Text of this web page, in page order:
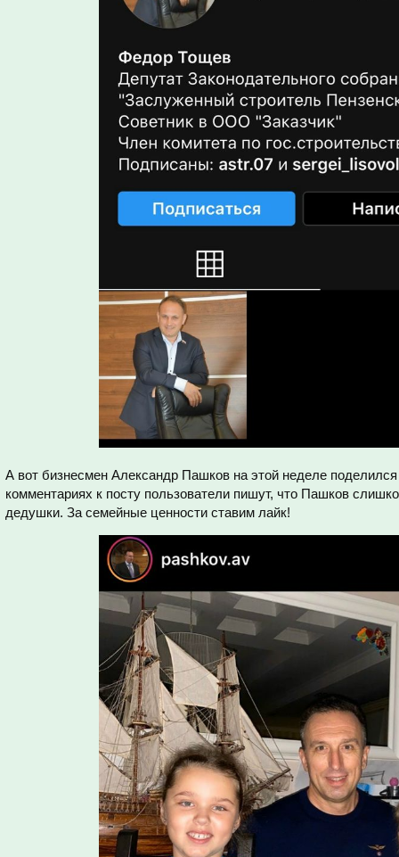
А вот бизнесмен Александр Пашков на этой неделе
комментариях к посту пользователи пишут, что Пашков
дедушки. За семейные ценности ставим лайк!